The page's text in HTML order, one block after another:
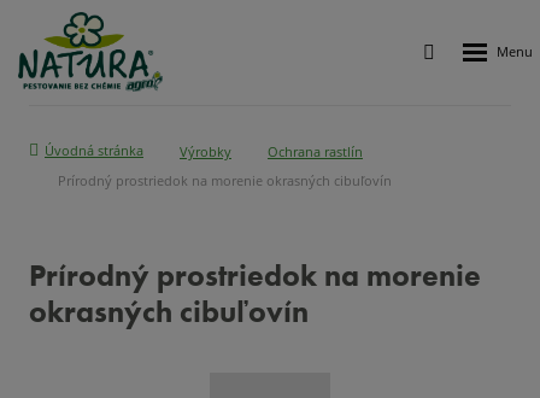
Vyhledávání
Úvodná stránka Výrobky
Ochrana rastlín
Prírodný prostriedok na morenie okrasných cibuľovín
Prírodný prostriedok na morenie
okrasných cibuľovín